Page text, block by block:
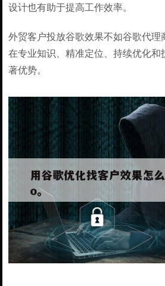
设计也有助于提高工作效率。
外贸客户投放谷歌效果不如谷歌代
在专业知识、精准定位、持续优化和
著优势。